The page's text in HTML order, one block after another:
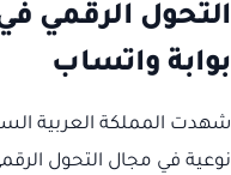
التحول الرقمي
بوابة واتساب
شهدت المملكة العربية
نوعية في مجال التحول